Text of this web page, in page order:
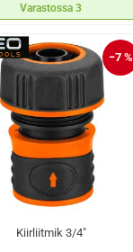
Varastossa 3
−7 %
Kiirliitmik 3/4"